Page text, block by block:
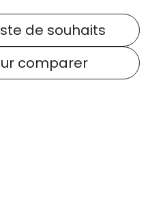
comparer
de souhaits